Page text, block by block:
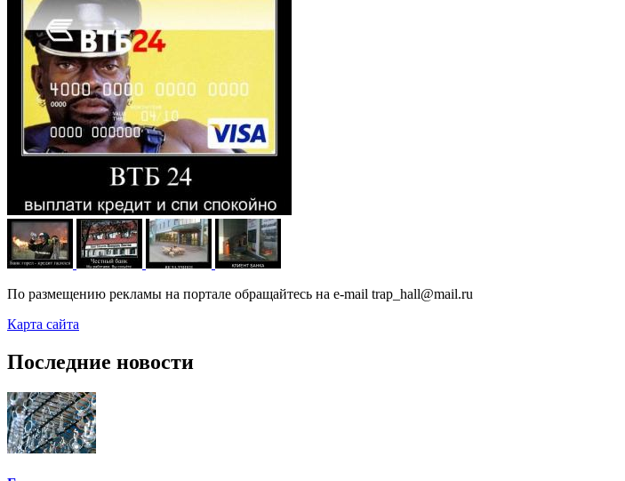
По размещению рекламы на портале обращайтесь на e-mail trap_hall@mail.ru
Карта сайта
Последние новости